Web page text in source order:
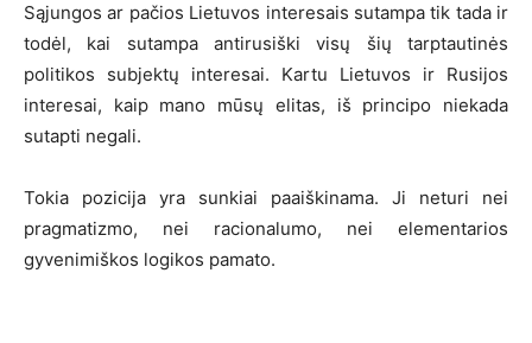
Sąjungos ar pačios Lietuvos interesais sutampa tik tada ir
todėl, kai sutampa antirusiški visų šių tarptautinės
politikos subjektų interesai. Kartu Lietuvos ir Rusijos
interesai, kaip mano mūsų elitas, iš principo niekada
sutapti negali.
Tokia pozicija yra sunkiai paaiškinama. Ji neturi nei
pragmatizmo, nei racionalumo, nei elementarios
gyvenimiškos logikos pamato.